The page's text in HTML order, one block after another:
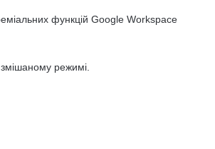
функцій Google Workspace
режимі.